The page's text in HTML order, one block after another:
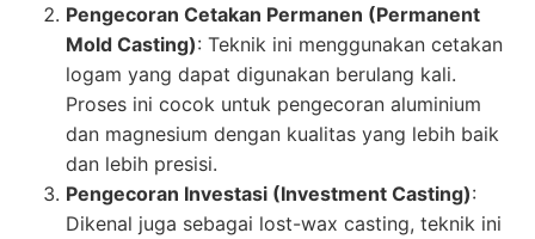
Pengecoran Cetakan Permanen (Permanent
Mold Casting): Teknik ini menggunakan cetakan
logam yang dapat digunakan berulang kali.
Proses ini cocok untuk pengecoran aluminium
dan magnesium dengan kualitas yang lebih baik
dan lebih presisi.
Pengecoran Investasi (Investment Casting):
Dikenal juga sebagai lost-wax casting, teknik ini